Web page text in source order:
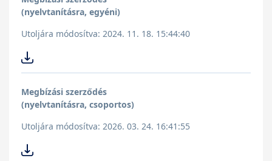
(nyelvtanításra, egyéni)
Utoljára módosítva: 2024. 11. 18. 15:44:40
Megbízási szerződés
(nyelvtanításra, csoportos)
Utoljára módosítva: 2026. 03. 24. 16:41:55